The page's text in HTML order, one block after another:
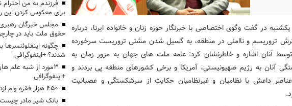
یکشنبه در گفت وگوی اختصاصی با خبرنگار حوزه زنان و خانواده ایرنا، درباره
تروریسم و ناامنی در منطقه، به گسیل شدن مشتی تروریست سرخورده
آنان اشاره و خاطرنشان کرد: عامه ملت های جهان به مرور زمان به
آنان به رژیم صهیونیستی، آمریکا و برخی کشورهای منطقه پی بردند و
عناصر داعش با نظامیان و غیرنظامیان حکایت از سرشکستگی و عصبانیت
برای معکوس کردن این
مجلس خبرگان
حقوق ملت باید در
چگونه
شدند؟ +اینفوگرافی
3مورد از شبه علم
+اینفوگرافی
۴۵۰ هزار فقره وام ازدواج پرداخت خواهد شد
بانک شیر مادر